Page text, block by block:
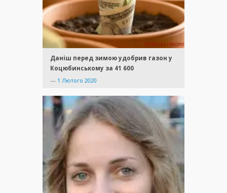
Даніш перед зимою удобрив газон у
Коцюбинському за 41 600
— 1 Лютого 2020